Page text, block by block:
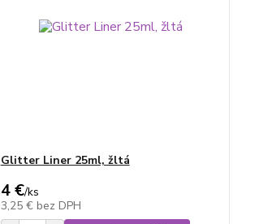
Glitter Liner 25ml, žltá
4 €/ks
3,25 € bez DPH